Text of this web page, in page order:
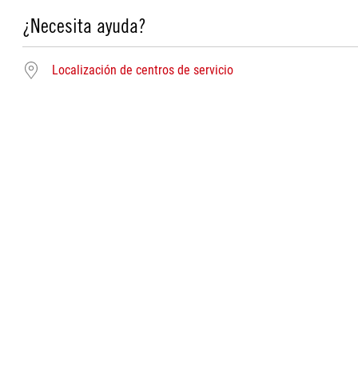
¿Necesita ayuda?
Localización de centros de servicio